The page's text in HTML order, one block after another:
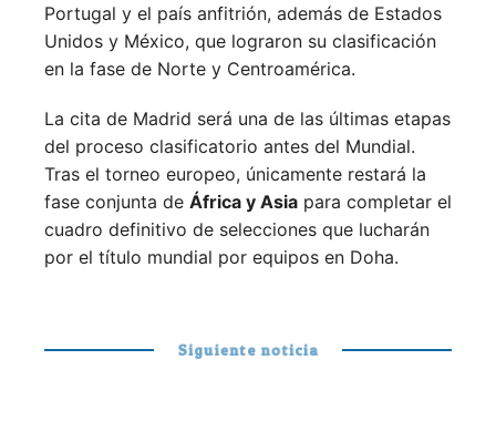
Portugal y el país anfitrión, además de Estados
Unidos y México, que lograron su clasificación
en la fase de Norte y Centroamérica.
La cita de Madrid será una de las últimas etapas
del proceso clasificatorio antes del Mundial.
Tras el torneo europeo, únicamente restará la
fase conjunta de África y Asia para completar el
cuadro definitivo de selecciones que lucharán
por el título mundial por equipos en Doha.
Siguiente noticia